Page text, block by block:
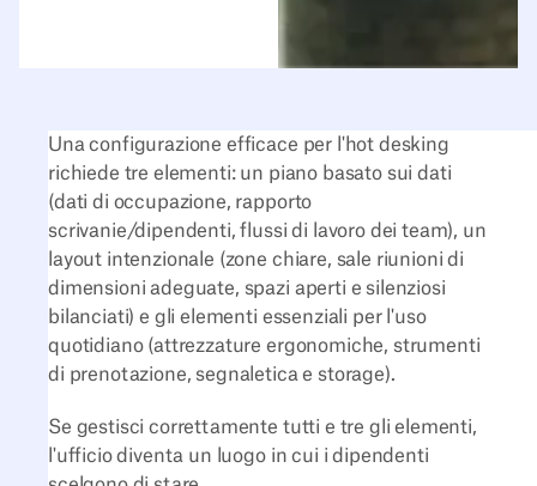
Una configurazione efficace per l'hot desking
richiede tre elementi: un piano basato sui dati
(dati di occupazione, rapporto
scrivanie/dipendenti, flussi di lavoro dei team), un
layout intenzionale (zone chiare, sale riunioni di
dimensioni adeguate, spazi aperti e silenziosi
bilanciati) e gli elementi essenziali per l'uso
quotidiano (attrezzature ergonomiche, strumenti
di prenotazione, segnaletica e storage).
Se gestisci correttamente tutti e tre gli elementi,
l'ufficio diventa un luogo in cui i dipendenti